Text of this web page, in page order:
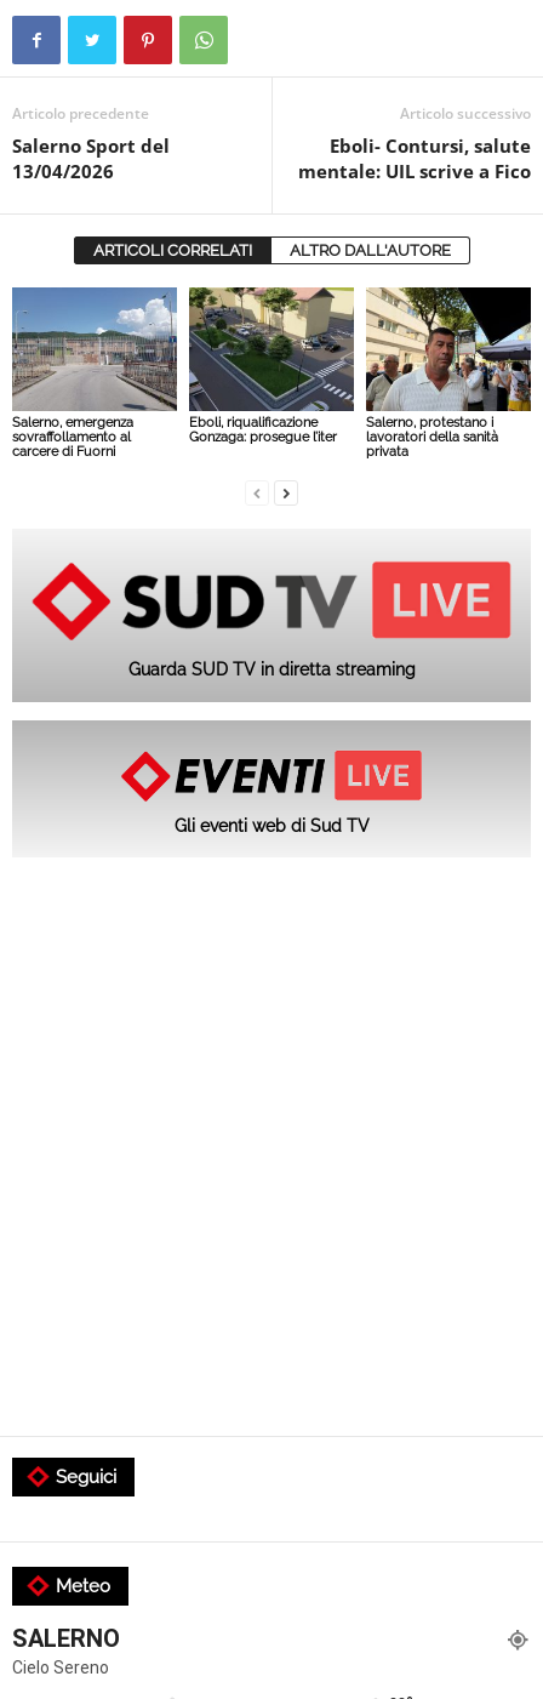
Articolo precedente
Salerno Sport del
13/04/2026
Articolo successivo
Eboli- Contursi, salute
mentale: UIL scrive a Fico
ARTICOLI CORRELATI ALTRO DALL'AUTORE
Salerno, emergenza
sovraffollamento al
carcere di Fuorni
Eboli, riqualificazione
Gonzaga: prosegue l’iter
Salerno, protestano i
lavoratori della sanità
privata
Guarda SUD TV in diretta streaming
Gli eventi web di Sud TV
Seguici
Meteo
SALERNO
Cielo Sereno